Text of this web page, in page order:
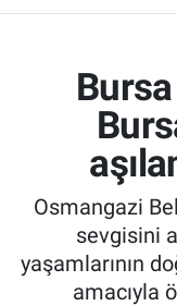
Osmangazi
sevgisini
yaşamlarının
amacıyla
SPOR
EKONOMİ
SAĞLIK
ASTROLOJİ
Süper Lig
Tüm
Son Dakika
Haber Arşivi